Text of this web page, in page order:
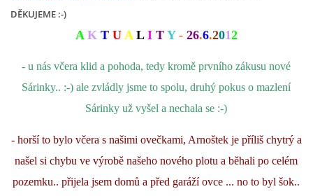
DĚKUJEME :-)
AK T U A L I T Y- 26.6.2012
- u nás včera klid a pohoda, tedy kromě prvního zákusu nové
Sárinky.. :-) ale zvládly jsme to spolu, druhý pokus o mazlení
Sárinky už vyšel a nechala se :-)
- horší to bylo včera s našimi ovečkami, Arnoštek je příliš chytrý a
našel si chybu ve výrobě našeho nového plotu a běhali po celém
pozemku.. přijela jsem domů a před garáží ovce ... no to byl šok..